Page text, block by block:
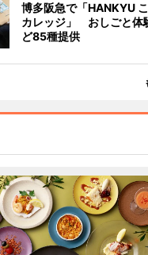
博多阪急で「HANKYU
カレッジ」 おしごと体
ど85種提供